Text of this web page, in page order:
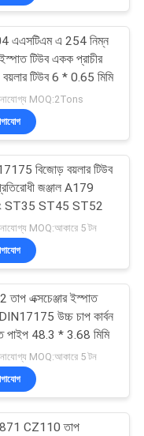
কয়েল
16
13
এএসটিএম এ 254 নিম্ন
ইস্পাত টিউব একক প্রাচীর
বয়লার টিউব 6 * 0.65 মিমি
MOQ:2Tons
বিজোড় বয়লার টিউব
জঞ্জাল A179
ST35 ST45 ST52
MOQ:আকারে 5 টন
এক্সচেঞ্জার ইস্পাত
উচ্চ চাপ কার্বন
পাইপ 48.3 * 3.68 মিমি
MOQ:আকারে 5 টন
CZ110 তাপ